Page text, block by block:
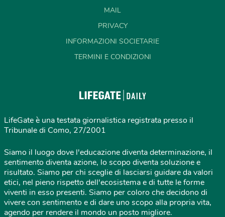
MAIL
PRIVACY
INFORMAZIONI SOCIETARIE
TERMINI E CONDIZIONI
LifeGate è una testata giornalistica registrata presso il
Tribunale di Como, 27/2001
Siamo il luogo dove l'educazione diventa determinazione, il
sentimento diventa azione, lo scopo diventa soluzione e
risultato. Siamo per chi sceglie di lasciarsi guidare da valori
etici, nel pieno rispetto dell'ecosistema e di tutte le forme
viventi in esso presenti. Siamo per coloro che decidono di
vivere con sentimento e di dare uno scopo alla propria vita,
agendo per rendere il mondo un posto migliore.